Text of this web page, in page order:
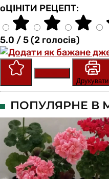
оЦІНІТИ РЕЦЕПТ:
5.0 / 5 (2 голосів)
Друкувати